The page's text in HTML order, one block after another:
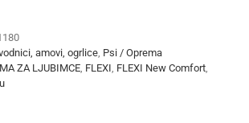
amovi, ogrlice Psi / Oprema
ZA LJUBIMCE FLEXI FLEXI New Comfort